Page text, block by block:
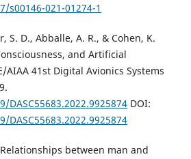
021-01274-1
S. D., Abballe, A. R., & Cohen, K.
and Artificial
AIAA 41st Digital Avionics Systems
DOI:
between man and